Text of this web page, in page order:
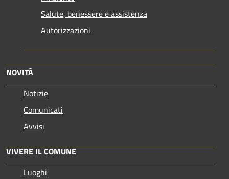
Salute, benessere e assistenza
Autorizzazioni
NOVITÀ
Notizie
Comunicati
Avvisi
VIVERE IL COMUNE
Luoghi